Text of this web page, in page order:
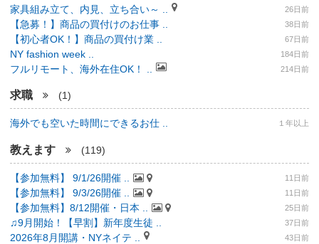
家具組み立て、内見、立ち合い～ .. 26日前
【急募！】商品の買付けのお仕事 .. 38日前
【初心者OK！】商品の買付け業 .. 67日前
NY fashion week .. 184日前
フルリモート、海外在住OK！ .. 214日前
求職 (1)
海外でも空いた時間にできるお仕 .. １年以上
教えます (119)
【参加無料】 9/1/26開催 .. 11日前
【参加無料】 9/3/26開催 .. 11日前
【参加無料】8/12開催・日本 .. 25日前
♫9月開始！【早割】新年度生徒 .. 37日前
2026年8月開講・NYネイテ .. 43日前